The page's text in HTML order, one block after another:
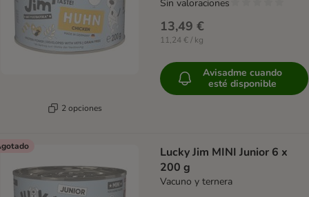
2 opciones
13,49 €
11,24 € / kg
Sin valoraciones
Avisadme cuando
esté disponible
Lucky Jim MINI Junior 6 x
200 g
Vacuno y ternera